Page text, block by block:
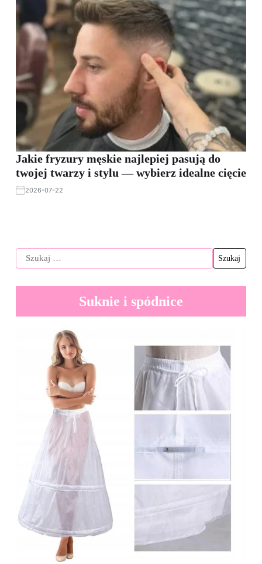
Jakie fryzury męskie najlepiej pasują do
twojej twarzy i stylu — wybierz idealne cięcie
2026-07-22
Suknie i spódnice